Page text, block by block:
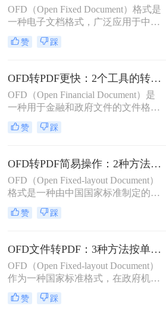
OFD（Open Fixed Document）格式是
一种电子文档格式，广泛应用于中国
政府部门和一些企事业单位的文档传
输和保存中。然而，由于
式的广泛兼容性和稳定性，很多场合
下我们需要将OFD文件转换为PDF格
式。那么ofd文件如何转换成pdf格式
呢？下面将介绍几种常用的OFD转
PDF的方法，帮助您轻松完成转换任
务。
赞 踩
OFD转PDF更快：2个工具的转换速度和批量处理能力对比！
OFD（Open Financial Document）是
一种用于金融和政府文件的文件格
式，而PDF（Portable Document
Format）是一种通用的文件格式。在
换为PDF文件格式以更好地满足我们
的需求。
赞 踩
OFD转PDF简易操作：2种方法的快捷流程和格式校验！
OFD（Open Fixed-layout Document）
格式是一种由中国国家标准制定的电
子文件格式，主要用于政府和企业之
间的电子公文交换。然而，在日常使
件转换成更通用的PDF格式的情况。
那么OFD如何转成PDF呢？本文将介
绍两种将OFD文件转换为PDF文件的
有效方法，帮助您轻松完成文件转
换。
赞 踩
OFD文件转PDF：3种方法按单文件和批量场景选！
OFD（Open Fixed-layout Document）
作为一种国家标准格式，在政府机
构、企事业单位中广泛应用。然而，
由于其特殊性，有时我们需要将其转
赞 踩